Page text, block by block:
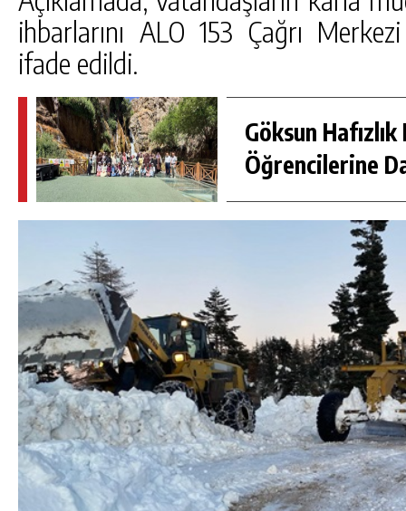
ihbarlarını ALO 153 Çağrı
ifade edildi.
Göksun Hafızlık
Öğrencilerine